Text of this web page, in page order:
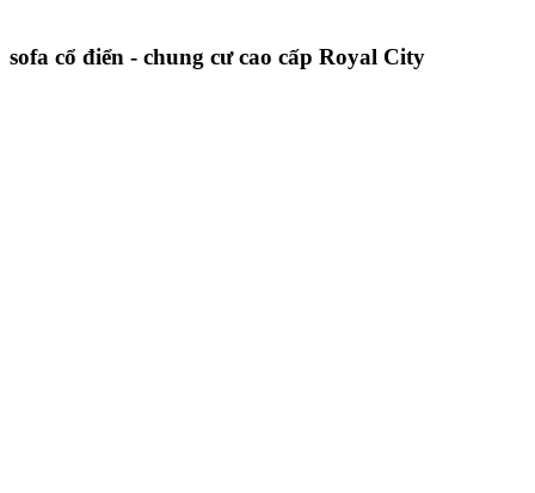
sofa cổ điển - chung cư cao cấp Royal City